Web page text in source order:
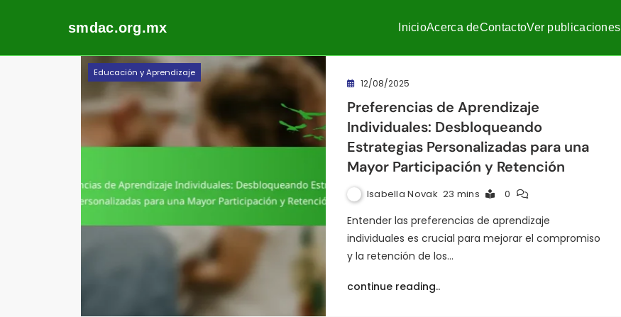
smdac.org.mx InicioAcerca deContactoVer publicaciones
Educación y Aprendizaje
12/08/2025
Preferencias de Aprendizaje
Individuales: Desbloqueando
Estrategias Personalizadas para una
Mayor Participación y Retención
Isabella Novak 23 mins 0
Entender las preferencias de aprendizaje
individuales es crucial para mejorar el compromiso
y la retención de los…
continue reading..